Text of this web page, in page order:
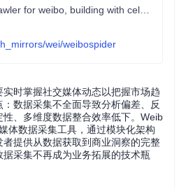
wei/weibospider
时掌握社交媒体动态以把握市场趋
数据采集不全面导致分析偏差、反
、多维度数据整合效率低下。Weib
体数据采集工具，通过模块化架构
提供从数据获取到商业洞察的完整
采集不再成为业务拓展的技术瓶